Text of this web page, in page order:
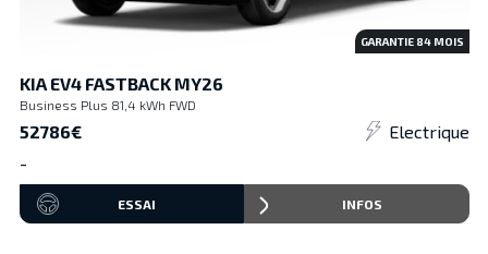
GARANTIE 84MOIS
KIA EV4 FASTBACK MY26
Business Plus 81,4 kWh FWD
52786€
Electrique
-
ESSAI INFOS